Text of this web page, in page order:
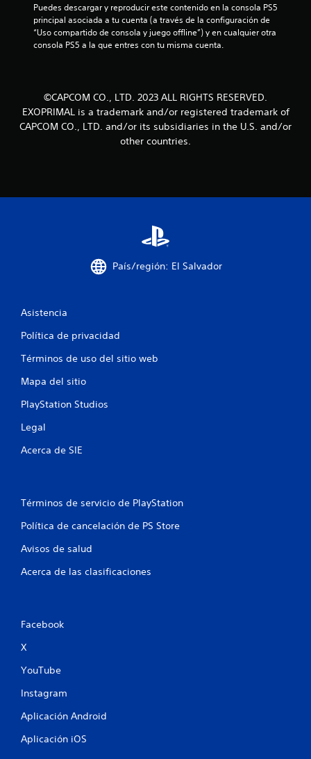
Puedes descargar y reproducir este contenido en la consola PS5
principal asociada a tu cuenta (a través de la configuración de
“Uso compartido de consola y juego offline”) y en cualquier otra
consola PS5 a la que entres con tu misma cuenta.
©CAPCOM CO., LTD. 2023 ALL RIGHTS RESERVED.
EXOPRIMAL is a trademark and/or registered trademark of
CAPCOM CO., LTD. and/or its subsidiaries in the U.S. and/or
other countries.
País/región: El Salvador
Asistencia
Política de privacidad
Términos de uso del sitio web
Mapa del sitio
PlayStation Studios
Legal
Acerca de SIE
Términos de servicio de PlayStation
Política de cancelación de PS Store
Avisos de salud
Acerca de las clasificaciones
Facebook
X
YouTube
Instagram
Aplicación Android
Aplicación iOS